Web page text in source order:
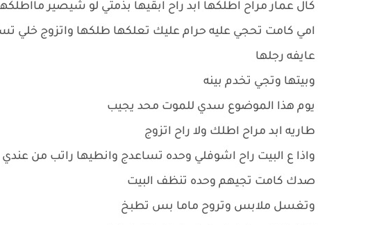
كال عمار مراح اطلكها ابد راح ابقيها بذمتي لو شيصير
امي كامت تحجي عليه حرام عليك تعلكها طلكها واتزوج خلي
عايفه رجلها
وبيتها وتجي تخدم بينه
يوم هذا الموضوع سدي للموت محد يجيب
طاريه ابد مراح اطلك ولا راح اتزوج
واذا ع البيت راح اشوفلي وحده تساعدج وانطيها راتب من عندي
صدك كامت تجيهم وحده تنظف البيت
وتغسل ملابس وتروح ماما بس تطبخ